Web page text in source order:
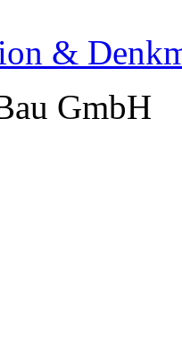
&
GmbH